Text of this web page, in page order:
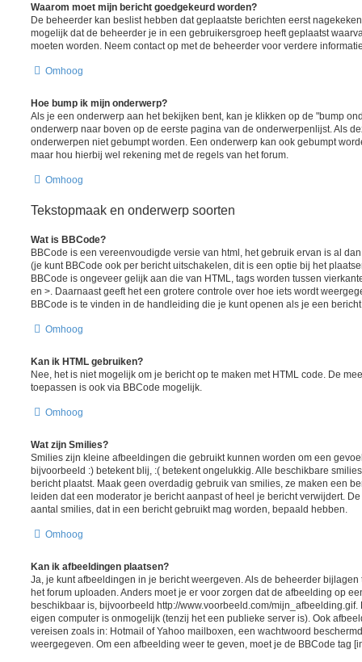
Waarom moet mijn bericht goedgekeurd worden?
De beheerder kan beslist hebben dat geplaatste berichten eerst
mogelijk dat de beheerder je in een gebruikersgroep heeft geplaatst
moeten worden. Neem contact op met de beheerder voor verdere
Omhoog
Hoe bump ik mijn onderwerp?
Als je een onderwerp aan het bekijken bent, kan je klikken op de "bump
onderwerp naar boven op de eerste pagina van de onderwerpenlijst. Als
onderwerpen niet gebumpt worden. Een onderwerp kan ook gebumpt
maar hou hierbij wel rekening met de regels van het forum.
Omhoog
Tekstopmaak en onderwerp soorten
Wat is BBCode?
BBCode is een vereenvoudigde versie van html, het gebruik ervan is al
(je kunt BBCode ook per bericht uitschakelen, dit is een optie bij het
BBCode is ongeveer gelijk aan die van HTML, tags worden tussen
en >. Daarnaast geeft het een grotere controle over hoe iets wordt
BBCode is te vinden in de handleiding die je kunt openen als je een
Omhoog
Kan ik HTML gebruiken?
Nee, het is niet mogelijk om je bericht op te maken met HTML code. De
toepassen is ook via BBCode mogelijk.
Omhoog
Wat zijn Smilies?
Smilies zijn kleine afbeeldingen die gebruikt kunnen worden om een
bijvoorbeeld :) betekent blij, :( betekent ongelukkig. Alle beschikbare
bericht plaatst. Maak geen overdadig gebruik van smilies, ze maken een
leiden dat een moderator je bericht aanpast of heel je bericht verwijdert.
aantal smilies, dat in een bericht gebruikt mag worden, bepaald hebben.
Omhoog
Kan ik afbeeldingen plaatsen?
Ja, je kunt afbeeldingen in je bericht weergeven. Als de beheerder
het forum uploaden. Anders moet je er voor zorgen dat de afbeelding op
beschikbaar is, bijvoorbeeld http://www.voorbeeld.com/
eigen computer is onmogelijk (tenzij het een publieke server is). Ook
vereisen zoals in: Hotmail of Yahoo mailboxen, een wachtwoord
weergegeven. Om een afbeelding weer te geven, moet je de BBCode tag